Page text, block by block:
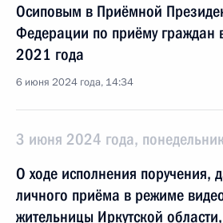
Осиповым в Приёмной
Федерации по приёму
2021 года
6 июня 2024 года, 14:34
3 июня 2024 года,
О ходе исполнения поручения,
личного приёма в режиме
жительницы Иркутской